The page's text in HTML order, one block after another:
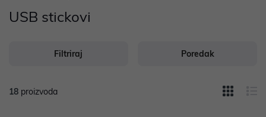
USB stickovi
Filtriraj Poredak
18 proizvoda